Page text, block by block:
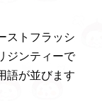
ストフラッシ
ジンティーで
語が並びます